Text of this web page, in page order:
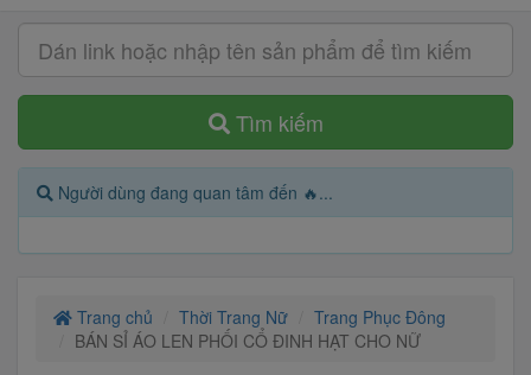
Tìm kiếm
Người dùng đang quan tâm đến 🔥...
Trang chủ Thời Trang Nữ
Trang Phục Đông
BÁN SỈ ÁO LEN PHỐI CỔ ĐINH HẠT CHO NỮ